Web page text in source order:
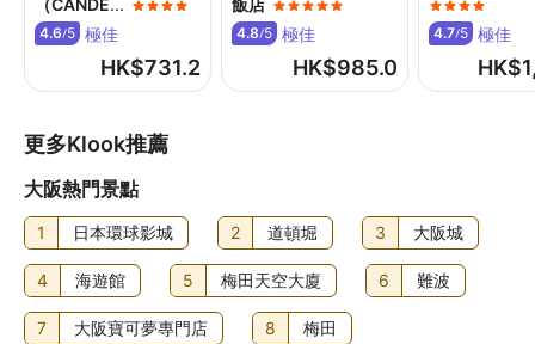
Serena 正是此酒店的 5 間餐廳之一，可讓你大快朵頤。想留
在房中的話，你亦可善用客房送餐服務 (部分時段)。店內的2
間咖啡店/咖啡室亦有小食供應。不妨到店內的酒吧/酒廊點杯
4.6/5 極佳
HK$731.2
4.8/5 極佳
HK$985.0
4.7/5 極佳
HK$
更多Klook推薦
大阪熱門景點
1 日本環球影城 2 道頓堀 3 大阪城
4 海遊館 5 梅田天空大廈 6 難波
7 大阪寶可夢專門店 8 梅田